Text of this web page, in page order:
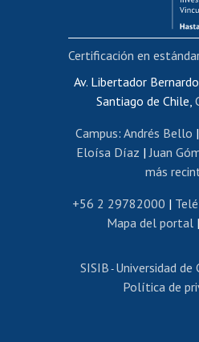
Cursos internos
Bienestar del
Portal de
Certificado
Certificado de
Editar
Revalidación y
Postulación al Programa de
Cursos de
Av. Libertador
Santiago de Chile,
Campus: Andrés Bello |
Eloísa Díaz | Juan
más
+56 2 29782000 |
Mapa del portal|
SISIB - Universidad de
Política de
Certificación en